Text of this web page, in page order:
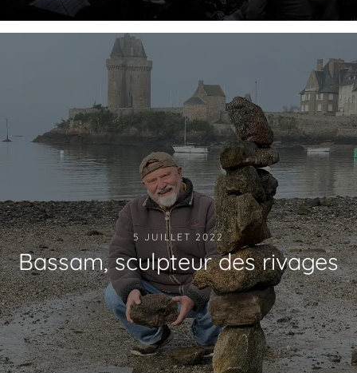
5 JUILLET 2022
Bassam, sculpteur des rivages